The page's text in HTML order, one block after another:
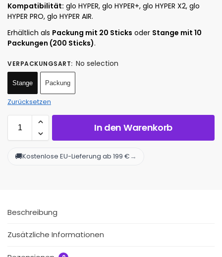
Kompatibilität: glo HYPER, glo HYPER+, glo HYPER X2, glo
HYPER PRO, glo HYPER AIR.
Erhältlich als Packung mit 20 Sticks oder Stange mit 10
Packungen (200 Sticks).
VERPACKUNGSART: No selection
Stange Packung
Zurücksetzen
In den Warenkorb
🚚Kostenlose EU-Lieferung ab 199 € →
Beschreibung
Zusätzliche Informationen